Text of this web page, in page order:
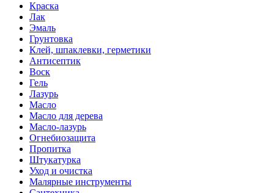
Краска
Лак
Эмаль
Грунтовка
Клей, шпаклевки, герметики
Антисептик
Воск
Гель
Лазурь
Масло
Масло для дерева
Масло-лазурь
Огнебиозащита
Пропитка
Штукатурка
Уход и очистка
Малярные инструменты